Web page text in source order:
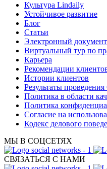
Культура Lindaily
Устойчивое развитие
Блог
Статьи
Электронный
Виртуальный тур по
Карьера
Рекомендации
Истории клиентов
Результаты
Политика в области
Политика
Согласие на
Кодекс делового
МЫ В СОЦСЕТЯХ
СВЯЗАТЬСЯ С НАМИ